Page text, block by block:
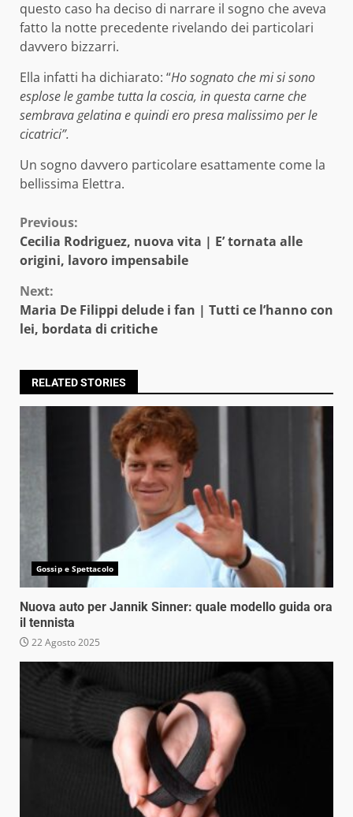
questo caso ha deciso di narrare il sogno che aveva
fatto la notte precedente rivelando dei particolari
davvero bizzarri.
Ella infatti ha dichiarato: “Ho sognato che mi si sono
esplose le gambe tutta la coscia, in questa carne che
sembrava gelatina e quindi ero presa malissimo per le
cicatrici”.
Un sogno davvero particolare esattamente come la
bellissima Elettra.
Continue
Reading
Previous:
Cecilia Rodriguez, nuova vita | E’ tornata alle
origini, lavoro impensabile
Next:
Maria De Filippi delude i fan | Tutti ce l’hanno con
lei, bordata di critiche
RELATED STORIES
Gossip e Spettacolo
Nuova auto per Jannik Sinner: quale modello guida ora
il tennista
22 Agosto 2025